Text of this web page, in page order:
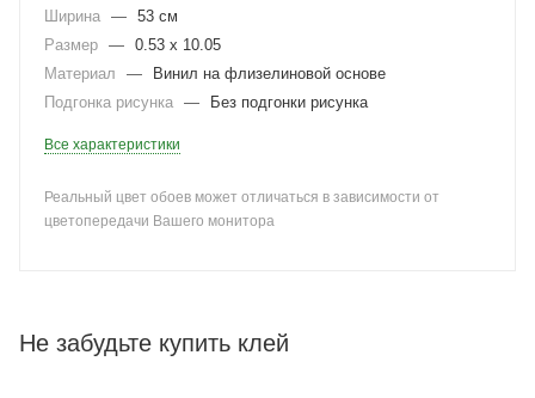
Ширина — 53 см
Размер — 0.53 x 10.05
Материал
—
Винил на флизелиновой основе
Подгонка рисунка — Без подгонки рисунка
Все характеристики
Реальный цвет обоев может отличаться в зависимости от
цветопередачи Вашего монитора
Не забудьте купить клей